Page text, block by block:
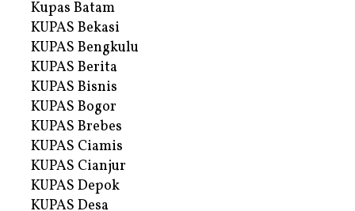
Kupas Batam
KUPAS Bekasi
KUPAS Bengkulu
KUPAS Berita
KUPAS Bisnis
KUPAS Bogor
KUPAS Brebes
KUPAS Ciamis
KUPAS Cianjur
KUPAS Depok
KUPAS Desa